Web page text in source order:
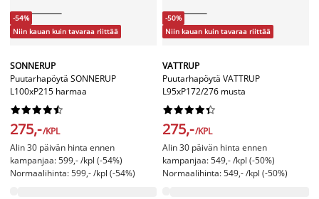
-54%
Niin kauan kuin tavaraa riittää
SONNERUP
Puutarhapöytä SONNERUP
L100xP215 harmaa






275,-/KPL
Alin 30 päivän hinta ennen
kampanjaa: 599,- /kpl (-54%)
Normaalihinta: 599,- /kpl (-54%)
-50%
Niin kauan kuin tavaraa riittää
VATTRUP
Puutarhapöytä VATTRUP
L95xP172/276 musta






275,-/KPL
Alin 30 päivän hinta ennen
kampanjaa: 549,- /kpl (-50%)
Normaalihinta: 549,- /kpl (-50%)